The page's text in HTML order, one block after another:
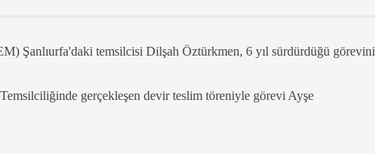
Şanlıurfa'daki temsilcisi Dilşah Öztürkmen, 6 yıl sürdürdüğü görevini
gerçekleşen devir teslim töreniyle görevi Ayşe